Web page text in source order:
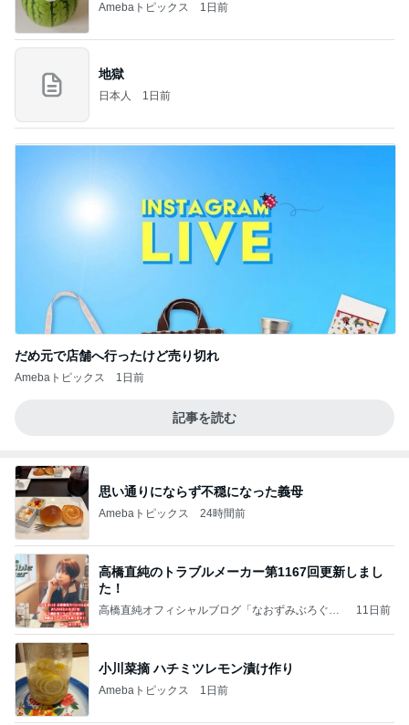
Amebaトピックス 1日前
地獄
日本人 1日前
だめ元で店舗へ行ったけど売り切れ
Amebaトピックス 1日前
記事を読む
思い通りにならず不穏になった義母
Amebaトピックス 24時間前
高橋直純のトラブルメーカー第1167回更新しまし
た！
高橋直純オフィシャルブログ「なおずみぶろぐ」
11日前
小川菜摘 ハチミツレモン漬け作り
Amebaトピックス 1日前